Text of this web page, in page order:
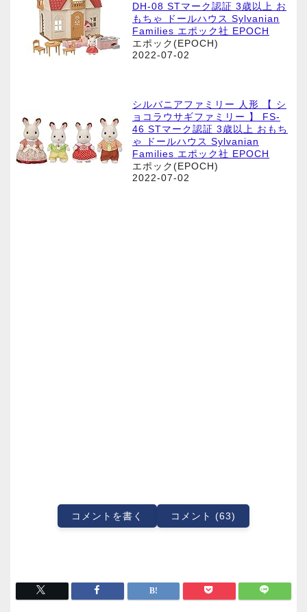
DH-08 STマーク認証 3歳以上 お
もちゃ ドールハウス Sylvanian
Families エポック社 EPOCH
エポック(EPOCH)
2022-07-02
シルバニアファミリー 人形 【 シ
ョコラウサギファミリー 】 FS-
46 STマーク認証 3歳以上 おもち
ゃ ドールハウス Sylvanian
Families エポック社 EPOCH
エポック(EPOCH)
2022-07-02
コメントを書く コメント (63)